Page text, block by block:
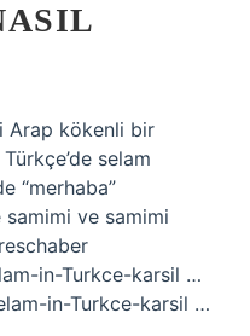
Arap kökenli bir
selam
“merhaba”
ve samimi
in-Turkce-karsil …
in-Turkce-karsil …